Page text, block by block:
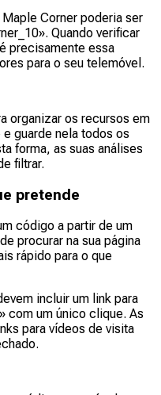
Corner poderia ser
Quando verificar
precisamente essa
para o seu telemóvel.
organizar os recursos em
e guarde nela todos os
forma, as suas análises
filtrar.
pretende
código a partir de um
procurar na sua página
rápido para o que
incluir um link para
com um único clique. As
para vídeos de visita